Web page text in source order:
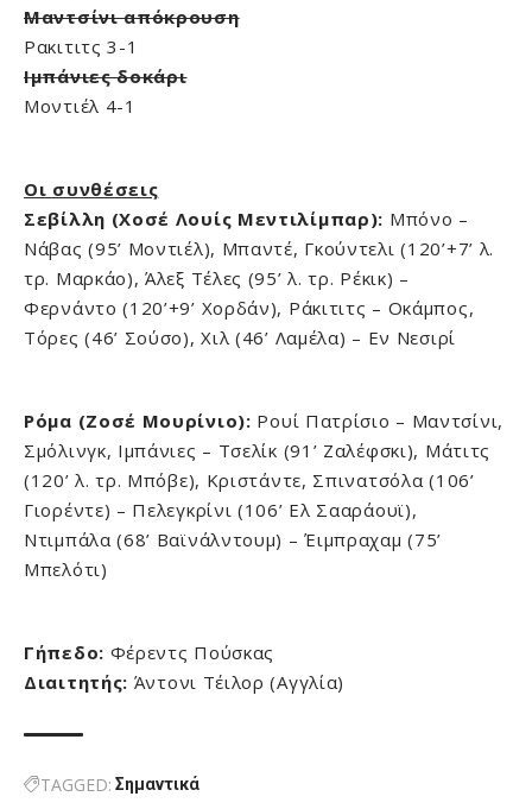
Μαντσίνι απόκρουση
Ρακιτιτς 3-1
Ιμπάνιες δοκάρι
Μοντιέλ 4-1
Οι συνθέσεις
Σεβίλλη (Χοσέ Λουίς Μεντιλίμπαρ): Μπόνο –
Νάβας (95’ Μοντιέλ), Μπαντέ, Γκούντελι (120’+7’ λ.
τρ. Μαρκάο), Άλεξ Τέλες (95’ λ. τρ. Ρέκικ) –
Φερνάντο (120’+9’ Χορδάν), Ράκιτιτς – Οκάμπος,
Τόρες (46’ Σούσο), Χιλ (46’ Λαμέλα) – Εν Νεσιρί
Ρόμα (Ζοσέ Μουρίνιο): Ρουί Πατρίσιο – Μαντσίνι,
Σμόλινγκ, Ιμπάνιες – Τσελίκ (91’ Ζαλέφσκι), Μάτιτς
(120’ λ. τρ. Μπόβε), Κριστάντε, Σπινατσόλα (106’
Γιορέντε) – Πελεγκρίνι (106’ Ελ Σααράουϊ),
Ντιμπάλα (68’ Βαϊνάλντουμ) – Έιμπραχαμ (75’
Μπελότι)
Γήπεδο: Φέρεντς Πούσκας
Διαιτητής: Άντονι Τέιλορ (Αγγλία)
TAGGED: Σημαντικά